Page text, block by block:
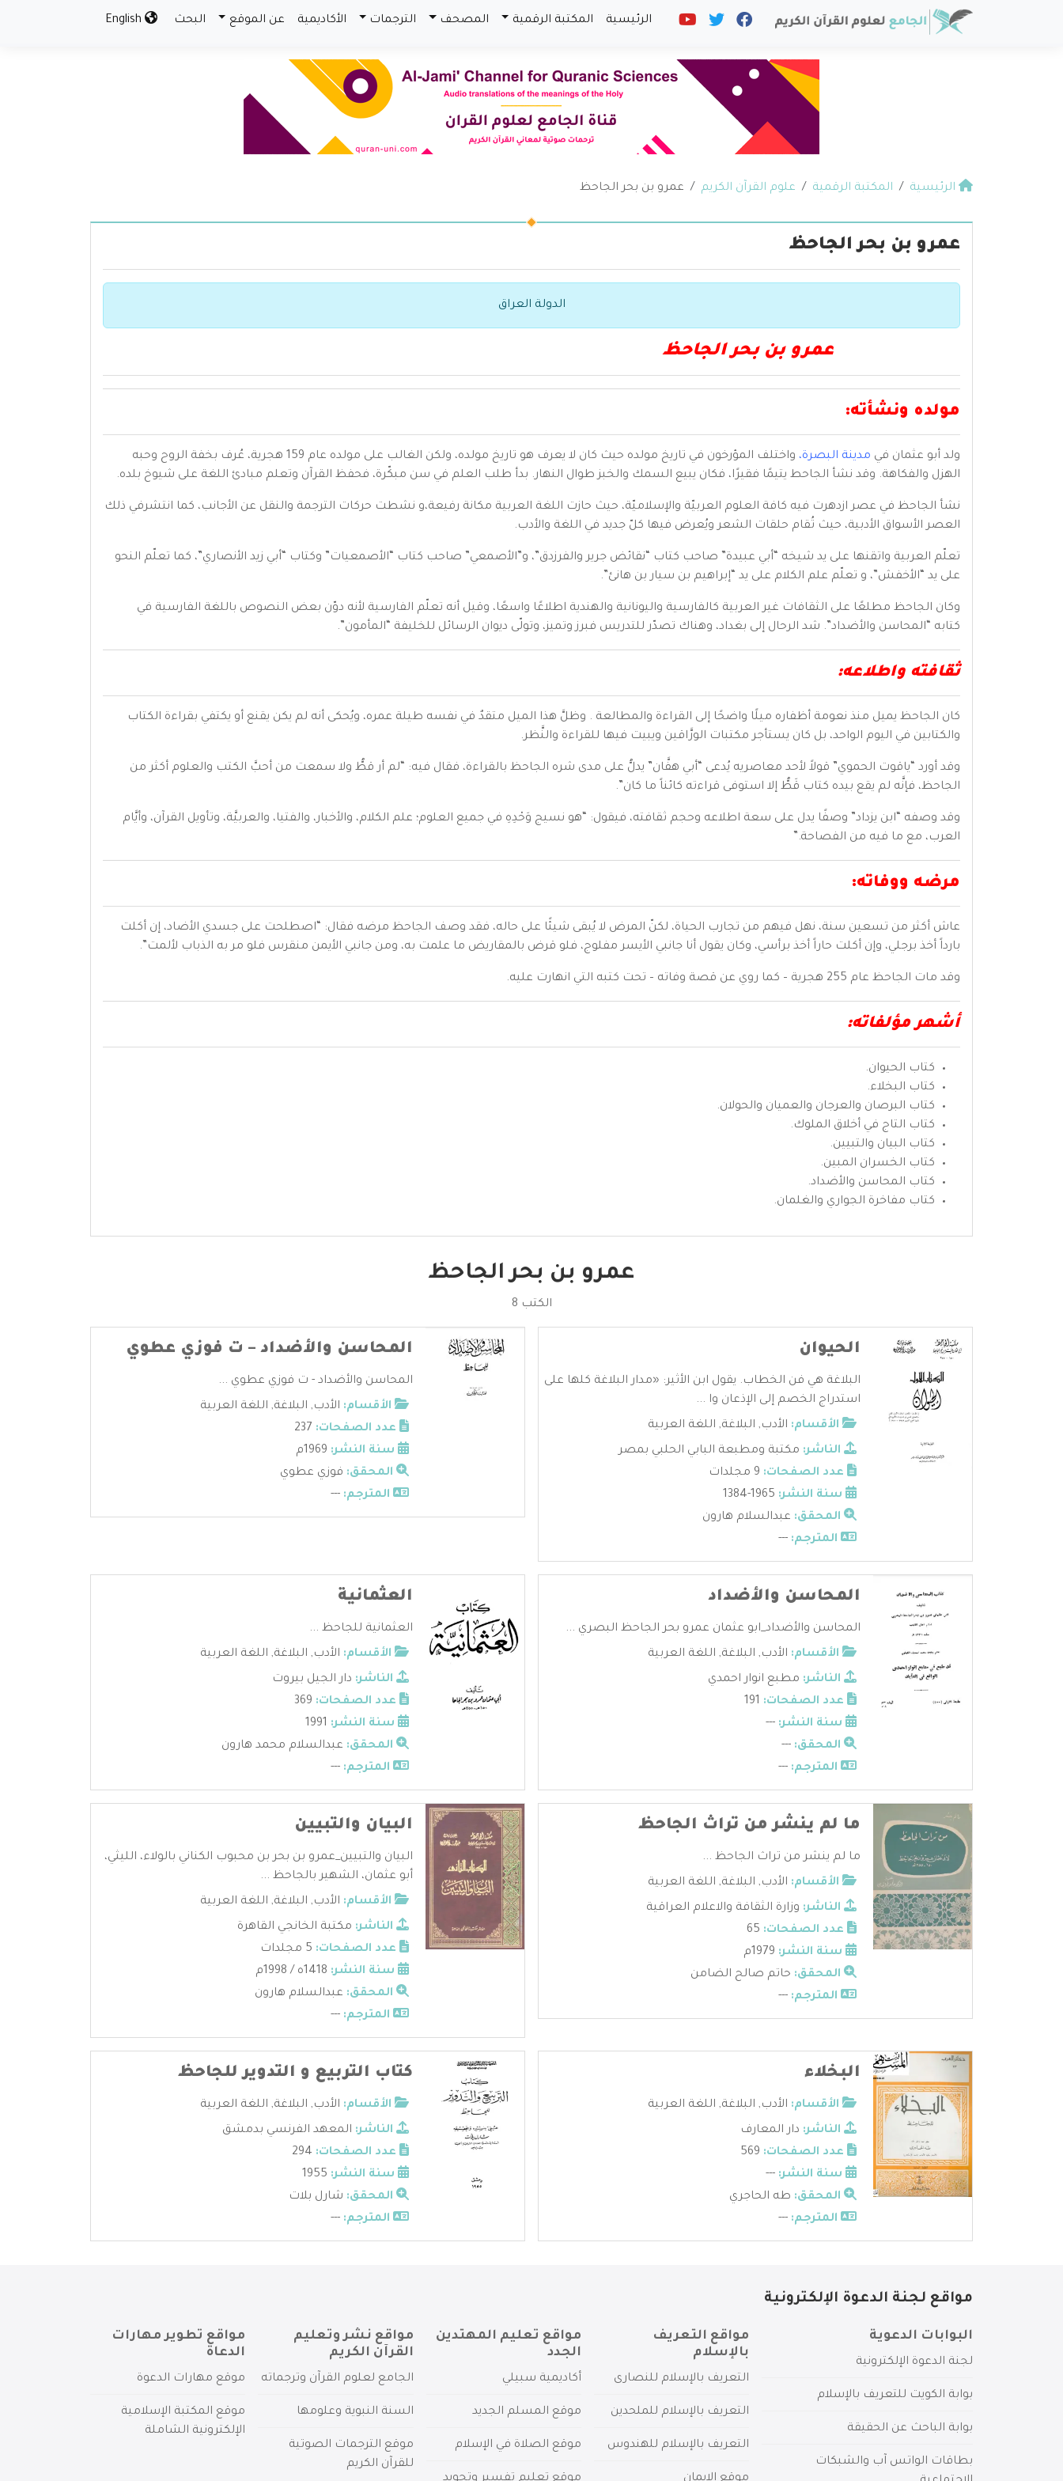
الرئيسية المكتبة الرقمية المصحف الترجمات الأكاديمية عن الموقع البحث
الرئيسية المكتبة الرقمية علوم القرآن الكريم عمرو بن بحر الجاحظ
عمرو بن بحر الجاحظ
الدولة العراق
عمرو بن بحر الجاحظ
مولده ونشأته:
ولد أبو عثمان في مدينة البصرة،
واختلف المؤرخون في تاريخ مولده حيث كان لا يعرف هو تاريخ مولده، ولكن الغالب على مولده عام 159 هجرية، عُرف بخفة الروح وحبه
الهزل والفكاهة. وقد نشأ الجاحط يتيمًا فقيرًا، فكان يبيع السمك والخبز طوال النهار. بدأ طلب العلم في سن مبكّرة، فحفظ القرآن وتعلم مبادئ اللغة على شيوخ بلده.
نشأ الجاحظ في عصر ازدهرت فيه كافة العلوم العربيّة والإسلاميّة، حيث حازت اللغة العربية مكانة رفيعة،و نشطت حركات الترجمة والنقل عن الأجانب، كما انتشرفي ذلك
العصر الأسواق الأدبية، حيث تُقام حلقات الشعر ويُعرض فيها كلّ جديد في اللغة والأدب.
تعلّم العربية واتقنها على يد شيخه “أبي عبيدة” صاحب كتاب “نقائض جرير والفرزدق”، و”الأصمعي” صاحب كتاب “الأصمعيات” وكتاب “أبي زيد الأنصاري”، كما تعلّم النحو
على يد “الأخفش”، و تعلّم علم الكلام على يد “إبراهيم بن سيار بن هانئ”.
وكان الجاحظ مطلعًا على الثقافات غير العربية كالفارسية واليونانية والهندية اطلاعًا واسعًا، وقيل أنه تعلّم الفارسية لأنه دوّن بعض النصوص باللغة الفارسية في
كتابه “المحاسن والأضداد”. شد الرحال إلى بغداد، وهناك تصدّر للتدريس فبرز وتميز، وتولّى ديوان الرسائل للخليفة “المأمون”.
ثقافته واطلاعه:
كان الجاحظ يميل منذ نعومة أظفاره ميلًا واضحًا إلى القراءة والمطالعة . وظلَّ هذا الميل متقدٌ في نفسه طيلة عمره، ويُحكى أنه لم يكن يقنع أو يكتفي بقراءة الكتاب
والكتابين في اليوم الواحد، بل كان يستأجر مكتبات الورَّاقين ويبيت فيها للقراءة والنَّظر.
وقد أورد “ياقوت الحموي” قولاً لأحد معاصريه يُدعى “أبي هفَّان” يدلُّ على مدى شره الجاحظ بالقراءة، فقال فيه: “لم أر قطُّ ولا سمعت من أحبَّ الكتب والعلوم أكثر من
الجاحظ، فإنَّه لم يقع بيده كتاب قَطُّ إلا استوفى قراءته كائناً ما كان”.
وقد وصفه “ابن يزداد” وصفًا يدل على سعة اطلاعه وحجم ثقافته، فيقول: “هو نسيج وَحْدِهِ في جميع العلوم؛ علم الكلام، والأخبار، والفتيا، والعربيَّة، وتأويل القرآن، وأيَّام
العرب، مع ما فيه من الفصاحة.”
مرضه ووفاته:
عاش أكثر من تسعين سنة، نهل فيهم من تجارب الحياة، لكنّ المرض لا يُبقى شيئًا على حاله، فقد وصف الجاحظ مرضه فقال: “اصطلحت على جسدي الأضاد، إن أكلت
بارداً أخذ برجلي، وإن أكلت حاراً أخذ برأسي، وكان يقول أنا جانبي الأيسر مفلوج، فلو قرض بالمقاريض ما علمت به، ومن جانبي الأيمن منقرس فلو مر به الذباب لألمت”.
وقد مات الجاحظ عام 255 هجرية – كما روي عن قصة وفاته – تحت كتبه التي انهارت عليه.
أشهر مؤلفاته:
كتاب الحيوان.
كتاب البخلاء.
كتاب البرصان والعرجان والعميان والحولان.
كتاب التاج في أخلاق الملوك.
كتاب البيان والتبيين.
كتاب الخسران المبين.
كتاب المحاسن والأضداد.
كتاب مفاخرة الجواري والغلمان.
عمرو بن بحر الجاحظ
الكتب 8
الحيوان
البلاغة هي فن الخطاب. يقول ابن الأثير: «مدار البلاغة كلها على
استدراج الخصم إلى الإذعان وا ...
الأقسام: الأدب, البلاغة, اللغة العربية
الناشر: مكتبة ومطبعة البابي الحلبي بمصر
عدد الصفحات:
سنة النشر:
المحقق: عبدالسلام هارون
المترجم: ---
المحاسن والأضداد – ت فوزي عطوي
المحاسن والأضداد - ت فوزي عطوي ...
الأقسام: الأدب, البلاغة, اللغة العربية
عدد الصفحات:
سنة النشر:
المحقق: فوزي عطوي
المترجم: ---
المحاسن والأضداد
المحاسن والأضداد_ابو عثمان عمرو بحر الجاحظ البصري ...
الأقسام: الأدب, البلاغة, اللغة العربية
الناشر: مطبع انوار احمدي
عدد الصفحات:
سنة النشر: ---
المحقق: ---
المترجم: ---
العثمانية
العثمانية للجاحظ ...
الأقسام: الأدب, البلاغة, اللغة العربية
الناشر: دار الجيل بيروت
عدد الصفحات:
سنة النشر:
المحقق: عبدالسلام محمد هارون
المترجم: ---
ما لم ينشر من تراث الجاحظ
ما لم ينشر من تراث الجاحظ ...
الأقسام: الأدب, البلاغة, اللغة العربية
الناشر: وزارة الثقافة والاعلام العراقية
عدد الصفحات:
سنة النشر:
المحقق: حاتم صالح الضامن
المترجم: ---
البيان والتبيين
البيان والتبيين_عمرو بن بحر بن محبوب الكناني بالولاء، الليثي،
أبو عثمان، الشهير بالجاحظ ...
الأقسام: الأدب, البلاغة, اللغة العربية
الناشر: مكتبة الخانجي القاهرة
عدد الصفحات:
سنة النشر:
المحقق: عبدالسلام هارون
المترجم: ---
البخلاء
الأقسام: الأدب, البلاغة, اللغة العربية
الناشر: دار المعارف
عدد الصفحات:
سنة النشر: ---
المحقق: طه الحاجري
المترجم: ---
كتاب التربيع و التدوير للجاحظ
الأقسام: الأدب, البلاغة, اللغة العربية
الناشر: المعهد الفرنسي بدمشق
عدد الصفحات:
سنة النشر:
المحقق: شارل بلات
المترجم: ---
مواقع لجنة الدعوة الإلكترونية
البوابات الدعوية
لجنة الدعوة الإلكترونية
بوابة الكويت للتعريف بالإسلام
بوابة الباحث عن الحقيقة
بطاقات الواتس آب والشبكات
مواقع التعريف
بالإسلام
التعريف بالإسلام للنصارى
التعريف بالإسلام للملحدين
التعريف بالإسلام للهندوس
مواقع تعليم المهتدين
الجدد
أكاديمية سبيلي
موقع المسلم الجديد
موقع الصلاة في الإسلام
مواقع نشر وتعليم
القرآن الكريم
الجامع لعلوم القرآن وترجماته
السنة النبوية وعلومها
موقع الترجمات الصوتية
للقرآن الكريم
مواقع تطوير مهارات
الدعاة
موقع مهارات الدعوة
موقع المكتبة الإسلامية
الإلكترونية الشاملة